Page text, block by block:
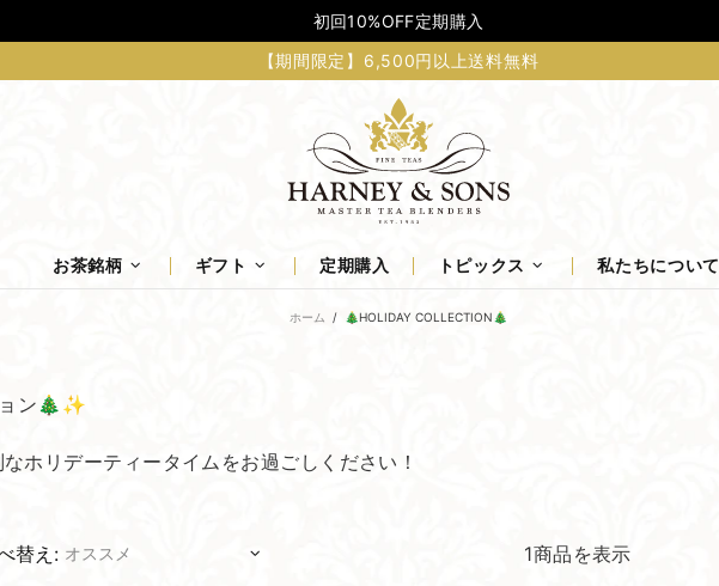
初回10%OFF定期購入
【期間限定】6,500円以上送料無料
お茶銘柄 ギフト 定期購入 トピックス 私たちについて
ホーム 🎄HOLIDAY COLLECTION🎄
ン🎄✨
ホリデーティータイムをお過ごしください！
替え: 1商品を表示